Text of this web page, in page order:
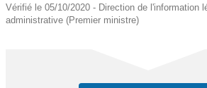
Vérifié le 05/10/2020 - Direction de l'information
administrative (Premier ministre)